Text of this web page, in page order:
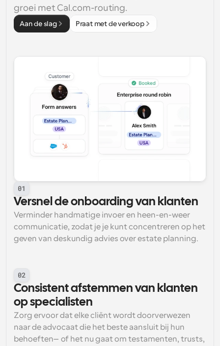
groei met Cal.com-routing.
Aan de slag Praat met de verkoop
01
Versnel de onboarding van klanten
Verminder handmatige invoer en heen-en-weer
communicatie, zodat je je kunt concentreren op het
geven van deskundig advies over estate planning.
02
Consistent afstemmen van klanten
op specialisten
Zorg ervoor dat elke cliënt wordt doorverwezen
naar de advocaat die het beste aansluit bij hun
behoeften—of het nu gaat om testamenten, trusts,